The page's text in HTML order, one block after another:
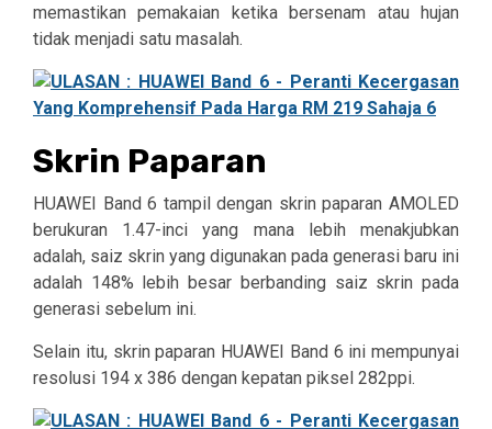
memastikan pemakaian ketika bersenam atau hujan
tidak menjadi satu masalah.
Skrin Paparan
HUAWEI Band 6 tampil dengan skrin paparan AMOLED
berukuran 1.47-inci yang mana lebih menakjubkan
adalah, saiz skrin yang digunakan pada generasi baru ini
adalah 148% lebih besar berbanding saiz skrin pada
generasi sebelum ini.
Selain itu, skrin paparan HUAWEI Band 6 ini mempunyai
resolusi 194 x 386 dengan kepatan piksel 282ppi.